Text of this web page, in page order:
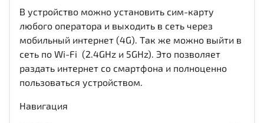
В устройство можно установить сим-карту
любого оператора и выходить в сеть через
мобильный интернет (4G). Так же можно выйти в
сеть по Wi-Fi (2.4GHz и 5GHz). Это позволяет
раздать интернет со смартфона и полноценно
пользоваться устройством.
Навигация